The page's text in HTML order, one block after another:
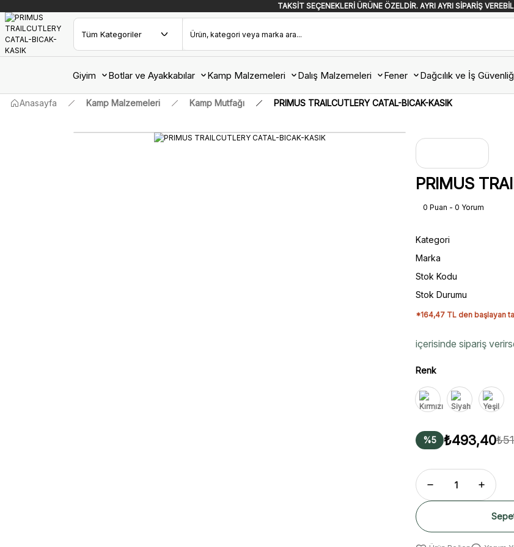
TAKSİT SEÇENEKLERİ ÜRÜNE ÖZELDİR. AYRI AYRI SİPARİŞ
Giyim Botlar ve Ayakkabılar Kamp Malzemeleri Dalış Malzemeleri Fener Dağcılık ve İş
Anasayfa Kamp Malzemeleri Kamp Mutfağı PRIMUS TRAILCUTLERY CATAL-BICAK-KASIK
PRIMUS
0 Puan - 0 Yorum
Kategori
Marka
Stok Kodu
Stok Durumu
*164,47 TL den başlayan
içerisinde sipariş
Renk
%5 ₺493,40